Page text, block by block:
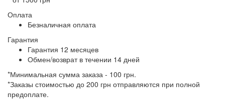
Оплата
Безналичная оплата
Гарантия
Гарантия 12 месяцев
Обмен/возврат в течении 14 дней
*Минимальная сумма заказа - 100 грн.
*Заказы стоимостью до 200 грн отправляются при полной
предоплате.